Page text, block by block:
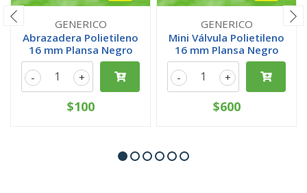
GENERICO
Abrazadera Polietileno
16 mm Plansa Negro
+
-
$100
GENERICO
Mini Válvula Polietileno
16 mm Plansa Negro
+
-
$600